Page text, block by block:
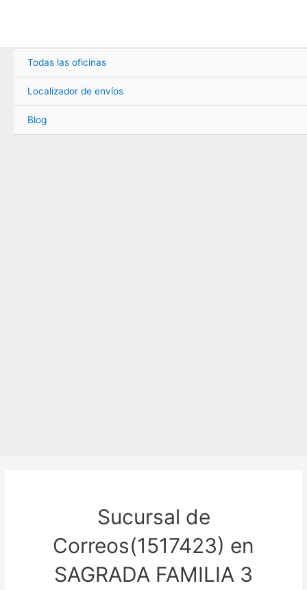
Todas las oficinas
Localizador de envíos
Blog
Sucursal de
Correos(1517423) en
SAGRADA FAMILIA 3